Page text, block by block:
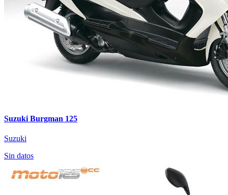
Suzuki Burgman 125
Suzuki
Sin datos